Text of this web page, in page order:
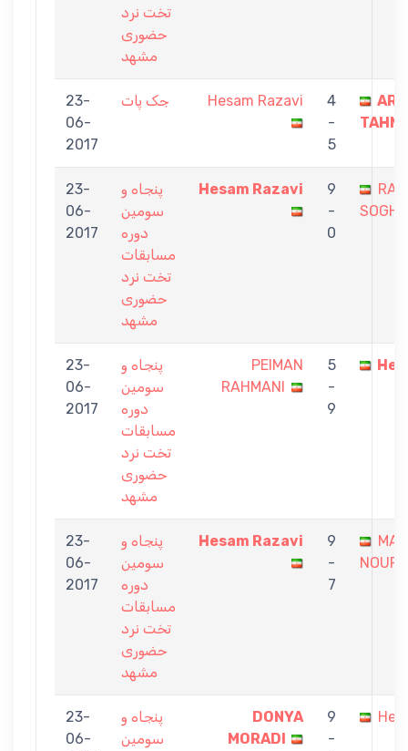
تخت نرد
حضوری
مشهد
23-
06-
2017
جک پات Hesam Razavi
4
-
5
23-
06-
2017
پنجاه و
سومین
دوره
مسابقات
تخت نرد
حضوری
مشهد
Hesam Razavi
9
-
0
23-
06-
2017
پنجاه و
سومین
دوره
مسابقات
تخت نرد
حضوری
مشهد
PEIMAN
RAHMANI
5
-
9
23-
06-
2017
پنجاه و
سومین
دوره
مسابقات
تخت نرد
حضوری
مشهد
Hesam Razavi
9
-
7
23-
06-
پنجاه و
سومین
DONYA
MORADI
9
-